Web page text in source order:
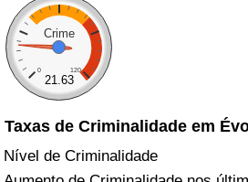
Crime
0 120
21.63
Taxas de Criminalidade em
Nível de Criminalidade
Indicador de Custo de Vida Por
em Aqaba
Indicador de Preços de Imóveis
Índice de qualidade de vida por
Crime
Taxa do Indicador de Crime
Indicador de Crime